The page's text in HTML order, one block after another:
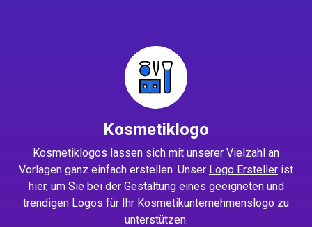
Kosmetiklogo
Kosmetiklogos lassen sich mit unserer Vielzahl an
Vorlagen ganz einfach erstellen. Unser Logo Ersteller ist
hier, um Sie bei der Gestaltung eines geeigneten und
trendigen Logos für Ihr Kosmetikunternehmenslogo zu
unterstützen.